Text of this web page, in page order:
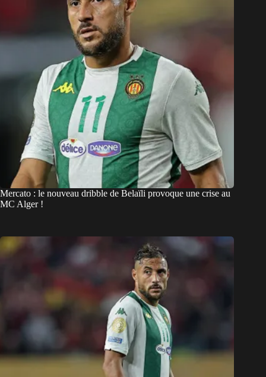
Mercato : le nouveau dribble de Belaïli provoque une crise au
MC Alger !